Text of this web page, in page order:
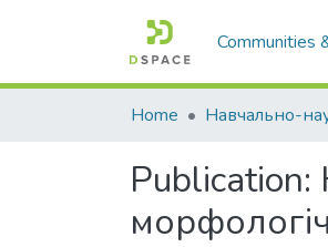
Communities
Home
Publication: